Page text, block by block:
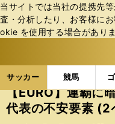
当サイトでは当社の提携先
査・分析したり、お客様に
okie を使⽤する場合があり
サッカー 競馬
ス
ポ
ル
サッカーの記事一覧
【EURO】連覇に
代表の不安要素 (2